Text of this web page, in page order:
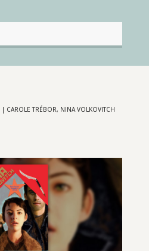
| CAROLE TRÉBOR, NINA VOLKOVITCH